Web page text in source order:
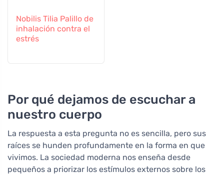
Nobilis Tilia Palillo de
inhalación contra el
estrés
Por qué dejamos de escuchar a
nuestro cuerpo
La respuesta a esta pregunta no es sencilla, pero sus
raíces se hunden profundamente en la forma en que
vivimos. La sociedad moderna nos enseña desde
pequeños a priorizar los estímulos externos sobre los